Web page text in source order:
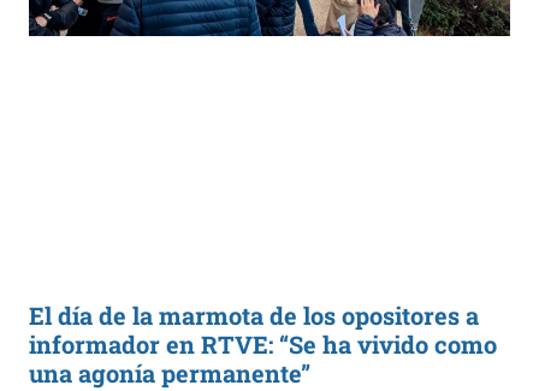
El día de la marmota de los opositores a
informador en RTVE: “Se ha vivido como
una agonía permanente”